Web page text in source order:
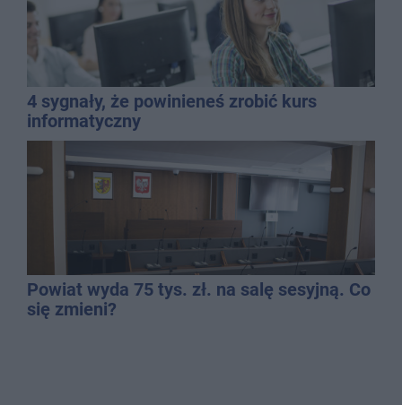
4 sygnały, że powinieneś zrobić kurs
informatyczny
Powiat wyda 75 tys. zł. na salę sesyjną. Co
się zmieni?